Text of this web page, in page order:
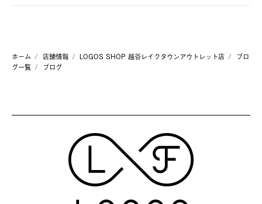
ホーム 店舗情報 LOGOS SHOP 越谷レイクタウンアウトレット店
ブロ
グ一覧
ブログ